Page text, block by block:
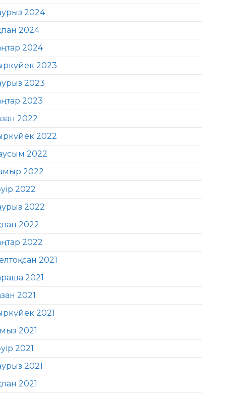
2024
2024
2024
2023
2023
2023
2022
2022
2022
2022
2022
2022
2022
2022
2021
2021
2021
2021
2021
2021
2021
2021